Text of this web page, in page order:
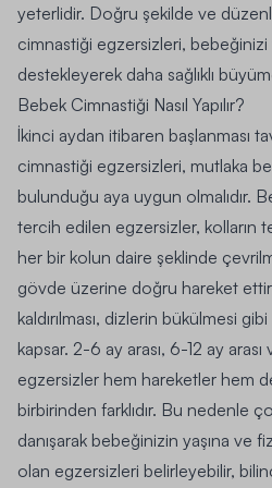
yeterlidir. Doğru şekilde ve
cimnastiği egzersizleri, bebeğinizi
destekleyerek daha sağlıklı
Bebek Cimnastiği Nasıl Yapılır?
İkinci aydan itibaren başlanması
cimnastiği egzersizleri, mutlaka
bulunduğu aya uygun olmalıdır.
tercih edilen egzersizler, kolların
her bir kolun daire şeklinde
gövde üzerine doğru hareket
kaldırılması, dizlerin bükülmesi
kapsar. 2-6 ay arası, 6-12 ay arası
egzersizler hem hareketler hem de
birbirinden farklıdır. Bu nedenle
danışarak bebeğinizin yaşına ve
olan egzersizleri belirleyebilir,